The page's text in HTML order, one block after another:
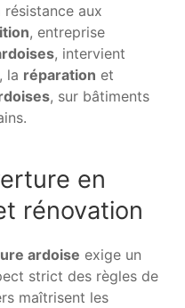
aux
, entreprise
, intervient
, la réparation et
, sur bâtiments
en
rénovation
ardoise exige un
strict des règles de
maîtrisent les